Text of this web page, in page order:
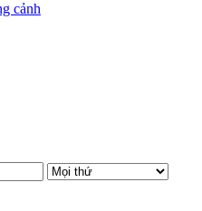
cảnh